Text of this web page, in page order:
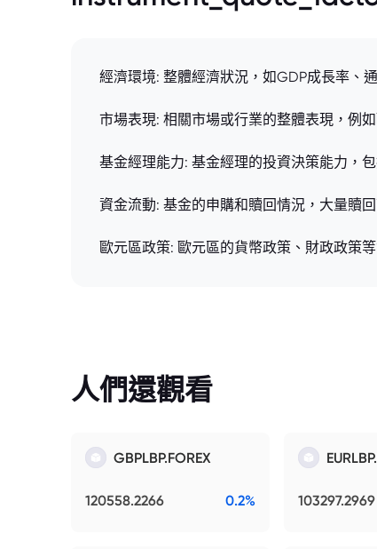
經濟環境: 整體經濟狀況，如GDP成長率、
市場表現: 相關市場或行業的整體表現，例
基金經理能力: 基金經理的投資決策能力，
資金流動: 基金的申購和贖回情況，大量贖
歐元區政策: 歐元區的貨幣政策、財政政策
人們還觀看
GBPLBP.FOREX
120558.2266 0.2% 103297.2969